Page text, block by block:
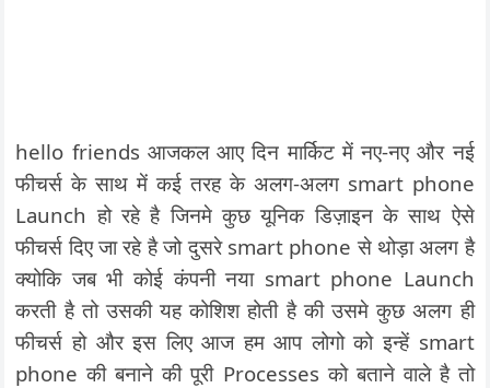
hello friends आजकल आए दिन मार्किट में नए-नए और नई
फीचर्स के साथ में कई तरह के अलग-अलग smart phone
Launch हो रहे है जिनमे कुछ यूनिक डिज़ाइन के साथ ऐसे
फीचर्स दिए जा रहे है जो दुसरे smart phone से थोड़ा अलग है
क्योकि जब भी कोई कंपनी नया smart phone Launch
करती है तो उसकी यह कोशिश होती है की उसमे कुछ अलग ही
फीचर्स हो और इस लिए आज हम आप लोगो को इन्हें smart
phone की बनाने की पूरी Processes को बताने वाले है तो